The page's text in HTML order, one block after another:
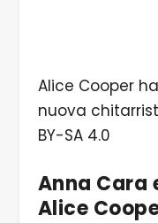
Alice Cooper
nuova
BY-SA 4.0
Anna Cara
Alice